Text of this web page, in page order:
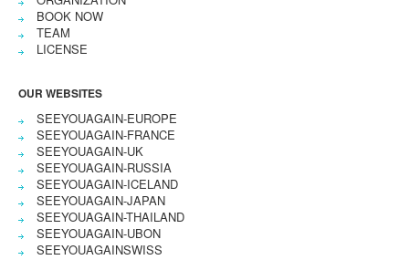
BOOK NOW
TEAM
LICENSE
OUR WEBSITES
SEEYOUAGAIN-EUROPE
SEEYOUAGAIN-FRANCE
SEEYOUAGAIN-UK
SEEYOUAGAIN-RUSSIA
SEEYOUAGAIN-ICELAND
SEEYOUAGAIN-JAPAN
SEEYOUAGAIN-THAILAND
SEEYOUAGAIN-UBON
SEEYOUAGAINSWISS